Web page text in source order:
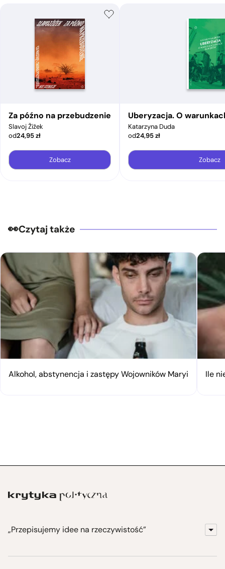
Za późno na przebudzenie
Slavoj Žižek
od24,95zł
Zobacz
Uberyzacja. O
Katarzyna Duda
od24,95zł
Zobacz
Czytaj także
Alkohol, abstynencja i zastępy Wojowników Maryi Ile
„Przepisujemy idee na rzeczywistość”